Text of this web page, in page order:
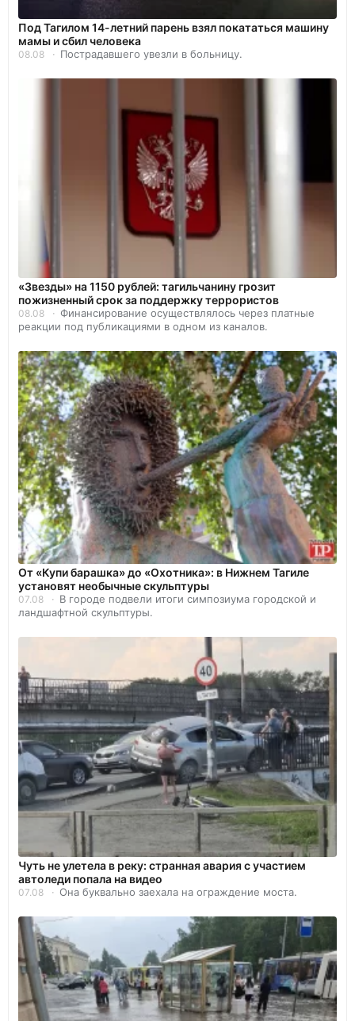
Под Тагилом 14-летний парень взял покататься машину
мамы и сбил человека
08.08 Пострадавшего увезли в больницу.
«Звезды» на 1150 рублей: тагильчанину грозит
пожизненный срок за поддержку террористов
08.08
Финансирование осуществлялось через платные
реакции под публикациями в одном из каналов.
От «Купи барашка» до «Охотника»: в Нижнем Тагиле
установят необычные скульптуры
07.08
В городе подвели итоги симпозиума городской и
ландшафтной скульптуры.
Чуть не улетела в реку: странная авария с участием
автоледи попала на видео
07.08 Она буквально заехала на ограждение моста.